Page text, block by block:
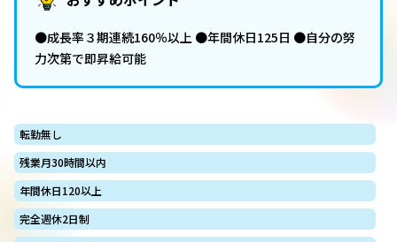
●成長率３期連続160％以上 ●年間休日125日 ●自分の努
力次第で即昇給可能
転勤無し
残業月30時間以内
年間休日120以上
完全週休2日制